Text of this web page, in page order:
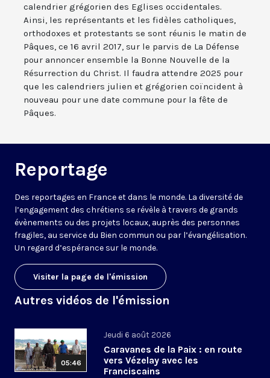
calendrier grégorien des Eglises occidentales.
Ainsi, les représentants et les fidèles catholiques,
orthodoxes et protestants se sont réunis le matin de
Pâques, ce 16 avril 2017, sur le parvis de La Défense
pour annoncer ensemble la Bonne Nouvelle de la
Résurrection du Christ. Il faudra attendre 2025 pour
que les calendriers julien et grégorien coïncident à
nouveau pour une date commune pour la fête de
Pâques.
Reportage
Des reportages en France et dans le monde. La diversité de
l’engagement des chrétiens se révèle à travers de grands
évènements ou des projets locaux, auprès des personnes
fragiles, au service du Bien commun ou par l’évangélisation.
Un regard d’espérance sur le monde.
Visiter la page de l'émission
Autres vidéos de l'émission
05:46
Jeudi 6 août 2026
Caravanes de la Paix : en route
vers Vézelay avec les
Franciscains